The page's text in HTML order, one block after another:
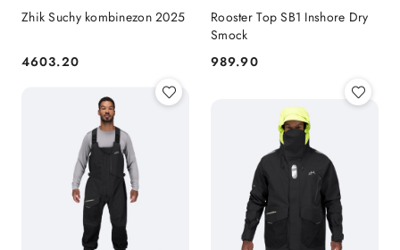
Zhik Suchy kombinezon 2025
Cena:
4603.20
Rooster Top SB1 Inshore Dry
Smock
Cena:
989.90